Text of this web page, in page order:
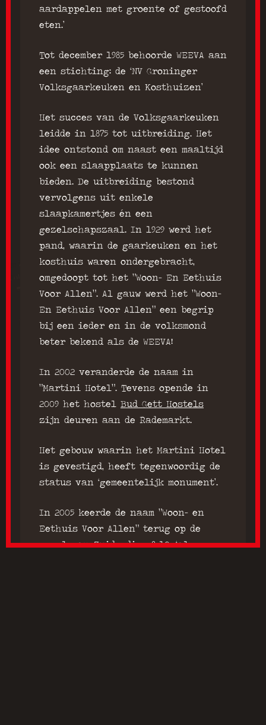
aardappelen met groente of gestoofd
eten.’
Tot december 1985 behoorde WEEVA aan
een stichting: de ‘NV Groninger
Volksgaarkeuken en Kosthuizen’
Het succes van de Volksgaarkeuken
leidde in 1875 tot uitbreiding. Het
idee ontstond om naast een maaltijd
ook een slaapplaats te kunnen
bieden. De uitbreiding bestond
vervolgens uit enkele
slaapkamertjes én een
gezelschapszaal. In 1929 werd het
pand, waarin de gaarkeuken en het
kosthuis waren ondergebracht,
omgedoopt tot het “Woon- En Eethuis
Voor Allen”. Al gauw werd het “Woon-
En Eethuis Voor Allen” een begrip
bij een ieder en in de volksmond
beter bekend als de WEEVA!
In 2002 veranderde de naam in
“Martini Hotel”. Tevens opende in
2009 het hostel Bud Gett Hostels
zijn deuren aan de Rademarkt.
Het gebouw waarin het Martini Hotel
is gevestigd, heeft tegenwoordig de
status van ‘gemeentelijk monument’.
In 2005 keerde de naam “Woon- en
Eethuis Voor Allen” terug op de
gevel van Zuiderdiep 8-10, ‘als